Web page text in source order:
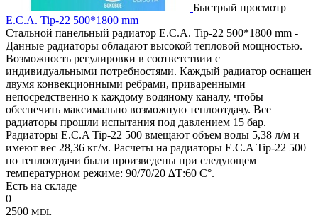
Быстрый просмотр
E.C.A. Tip-22 500*1800 mm
Стальной панельный радиатор E.C.A. Tip-22 500*1800 mm -
Данные радиаторы обладают высокой тепловой мощностью.
Возможность регулировки в соответствии с
индивидуальными потребностями. Каждый радиатор оснащен
двумя конвекционными ребрами, приваренными
непосредственно к каждому водяному каналу, чтобы
обеспечить максимально возможную теплоотдачу. Все
радиаторы прошли испытания под давлением 15 бар.
Радиаторы E.C.A Tip-22 500 вмещают объем воды 5,38 л/м и
имеют вес 28,36 кг/м. Расчеты на радиаторы E.C.A Tip-22 500
по теплоотдачи были произведены при следующем
температурном режиме: 90/70/20 ∆Т:60 C°.
Есть на складе
0
2500 MDL